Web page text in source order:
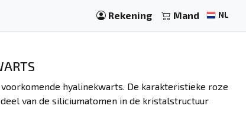
Rekening Mand NL
hyalinekwarts. De karakteristieke roze
van de siliciumatomen in de kristalstructuur